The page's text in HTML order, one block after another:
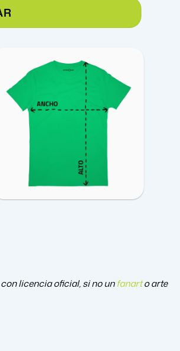
con licencia oficial, si no unfanarto arte